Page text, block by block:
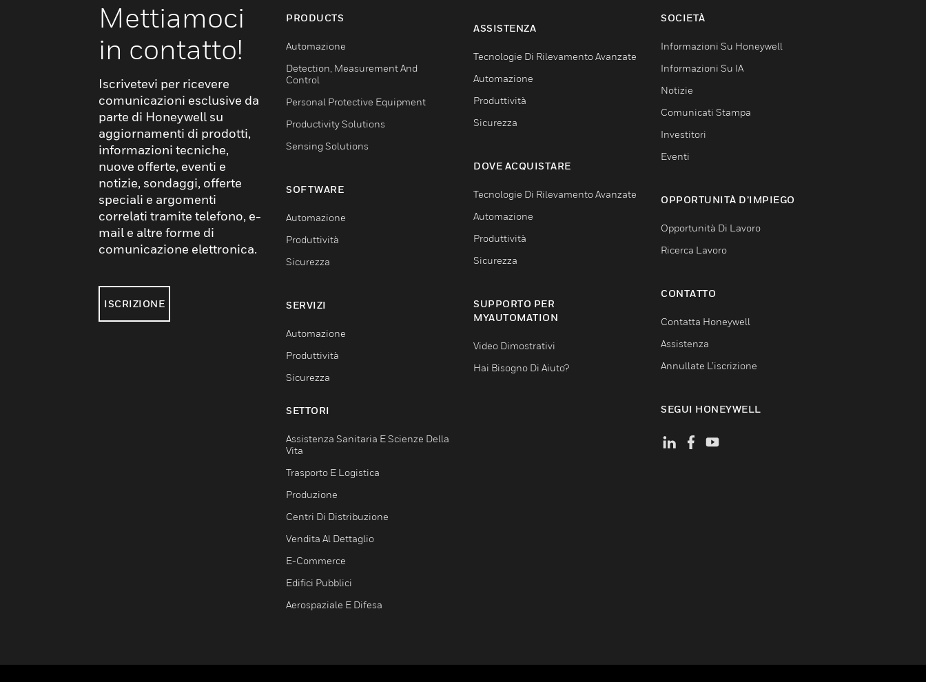
Mettiamoci
in contatto!
Iscrivetevi per ricevere
comunicazioni esclusive da
parte di Honeywell su
aggiornamenti di prodotti,
informazioni tecniche,
nuove offerte, eventi e
notizie, sondaggi, offerte
speciali e argomenti
correlati tramite telefono, e-
mail e altre forme di
comunicazione elettronica.
ISCRIZIONE
PRODUCTS
Automazione
Detection, Measurement And
Control
Personal Protective Equipment
Productivity Solutions
Sensing Solutions
SOFTWARE
Automazione
Produttività
Sicurezza
SERVIZI
Automazione
Produttività
Sicurezza
SETTORI
Assistenza Sanitaria E Scienze Della
Vita
Trasporto E Logistica
Produzione
Centri Di Distribuzione
Vendita Al Dettaglio
E-Commerce
Edifici Pubblici
Aerospaziale E Difesa
ASSISTENZA
Tecnologie Di Rilevamento Avanzate
Automazione
Produttività
Sicurezza
DOVE ACQUISTARE
Tecnologie Di Rilevamento Avanzate
Automazione
Produttività
Sicurezza
SUPPORTO PER
MYAUTOMATION
Video Dimostrativi
Hai Bisogno Di Aiuto?
SOCIETÀ
Informazioni Su Honeywell
Informazioni Su IA
Notizie
Comunicati Stampa
Investitori
Eventi
OPPORTUNITÀ D’IMPIEGO
Opportunità Di Lavoro
Ricerca Lavoro
CONTATTO
Contatta Honeywell
Assistenza
Annullate L’iscrizione
SEGUI HONEYWELL